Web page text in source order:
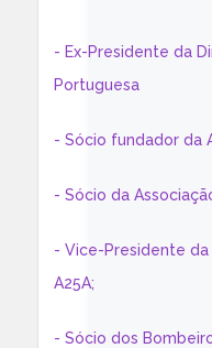
- Ex-Presidente da
Portuguesa
- Sócio fundador da
- Sócio da
- Vice-Presidente
A25A;
- Sócio dos